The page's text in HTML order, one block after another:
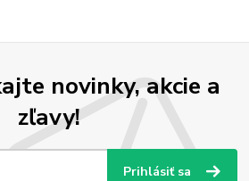
novinky, akcie a
zľavy!
Prihlásiť sa